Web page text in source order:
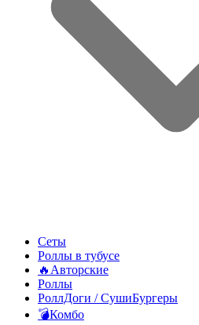
Сеты
Роллы в тубусе
🔥Авторские
Роллы
РоллДоги / СушиБургеры
💣Комбо